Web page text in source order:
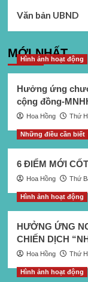
Văn bản UBND
MỚI NHẤT
Hình ảnh hoạt động
Hưởng ứng
cộng đồng-
Hoa Hồng Thứ
Những điều cần biết
6 ĐIỂM MỚI
Hoa Hồng Thứ
Hình ảnh hoạt động
HƯỞNG ỨNG
CHIẾN DỊCH
Hoa Hồng Thứ
Hình ảnh hoạt động